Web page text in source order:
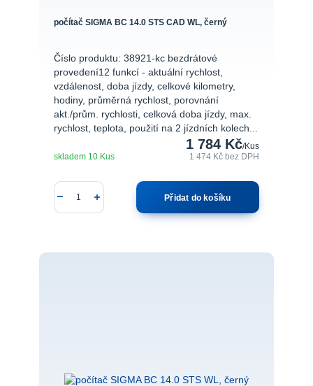
počítač SIGMA BC 14.0 STS CAD WL, černý
Číslo produktu: 38921-kc bezdrátové
provedení12 funkcí - aktuální rychlost,
vzdálenost, doba jízdy, celkové kilometry,
hodiny, průměrná rychlost, porovnání
akt./prům. rychlosti, celková doba jízdy, max.
rychlost, teplota, použití na 2 jízdních kolech...
1 784 Kč/Kus
1 474 Kčbez DPH
skladem 10 Kus
Přidat do košíku